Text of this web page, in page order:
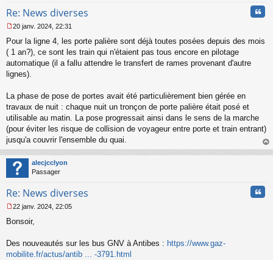
Re: News diverses
e
s
s
g
n
o
n
u
20 janv. 2024, 22:31
Pour la ligne 4, les porte palière sont déjà toutes posées depuis des mois
( 1 an?), ce sont les train qui n'étaient pas tous encore en pilotage
automatique (il a fallu attendre le transfert de rames provenant d'autre
lignes).
La phase de pose de portes avait été particulièrement bien gérée en
travaux de nuit : chaque nuit un tronçon de porte palière était posé et
utilisable au matin. La pose progressait ainsi dans le sens de la marche
(pour éviter les risque de collision de voyageur entre porte et train entrant)
jusqu'a couvrir l'ensemble du quai.
au
alecjcclyon
Passager
Re: News diverses
e
s
22 janv. 2024, 22:05
Bonsoir,
Des nouveautés sur les bus GNV à Antibes : https://www.gaz-
mobilite.fr/actus/antib ... -3791.html